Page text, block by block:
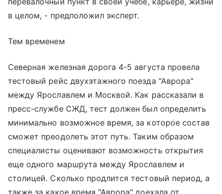
в целом, - предположил эксперт.
Тем временем
Северная железная дорога 4-5 августа провела
тестовый рейс двухэтажного поезда "Аврора"
между Ярославлем и Москвой. Как рассказали в
пресс-службе СЖД, тест должен был определить
минимально возможное время, за которое состав
сможет преодолеть этот путь. Таким образом
специалисты оценивают возможность открытия
еще одного маршрута между Ярославлем и
столицей. Сколько продлится тестовый период, а